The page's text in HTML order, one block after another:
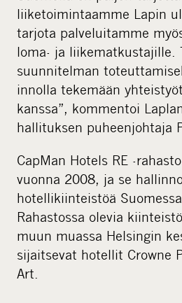
liiketoimintaamme Lapin
tarjota palveluitamme
loma- ja liikematkustajille.
suunnitelman
innolla tekemään
kanssa”, kommentoi
hallituksen puheenjohtaja
CapMan Hotels RE -
vuonna 2008, ja se
hotellikiinteistöä
Rahastossa olevia
muun muassa Helsingin
sijaitsevat hotellit Crowne
Art.